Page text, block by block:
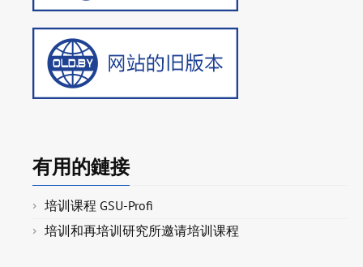
有用的鏈接
培训课程 GSU-Profi
培训和再培训研究所邀请培训课程